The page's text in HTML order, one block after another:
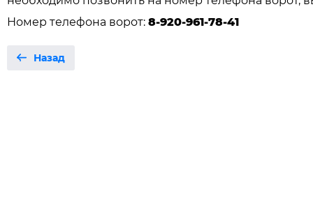
Номер телефона ворот: 8-920-961-78-41
Назад